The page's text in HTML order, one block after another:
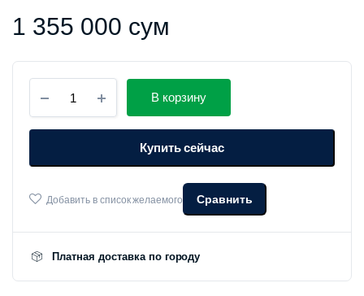
1 355 000 сум
вентилятор
Xiaomi
Mijia
Fan
(BPTS02DM)
В корзину
Купить сейчас
Добавить в список желаемого Сравнить
Платная доставка по городу